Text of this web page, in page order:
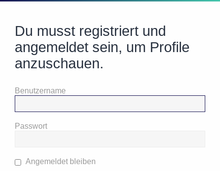
Du musst registriert und
angemeldet sein, um Profile
anzuschauen.
Benutzername
Passwort
Angemeldet bleiben